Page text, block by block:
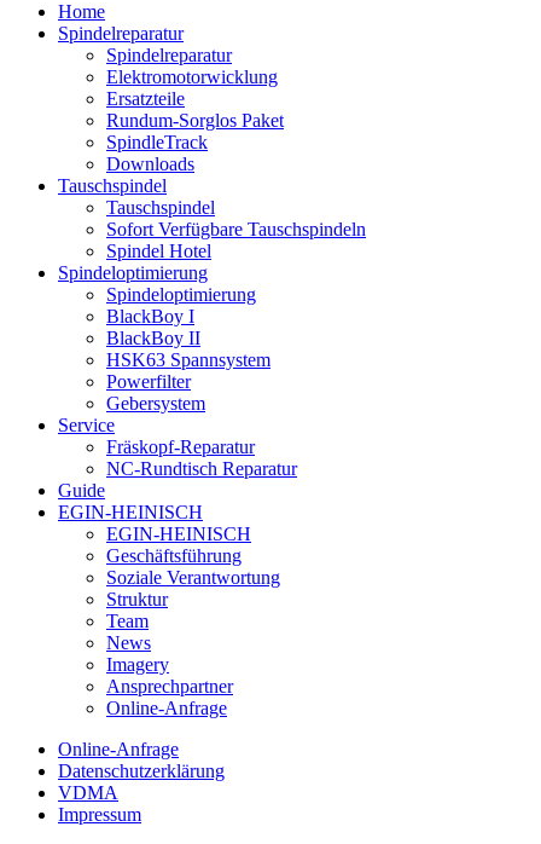
Home
Spindelreparatur
Spindelreparatur
Elektromotorwicklung
Ersatzteile
Rundum-Sorglos Paket
SpindleTrack
Downloads
Tauschspindel
Tauschspindel
Sofort Verfügbare Tauschspindeln
Spindel Hotel
Spindeloptimierung
Spindeloptimierung
BlackBoy I
BlackBoy II
HSK63 Spannsystem
Powerfilter
Gebersystem
Service
Fräskopf-Reparatur
NC-Rundtisch Reparatur
Guide
EGIN-HEINISCH
EGIN-HEINISCH
Geschäftsführung
Soziale Verantwortung
Struktur
Team
News
Imagery
Ansprechpartner
Online-Anfrage
Online-Anfrage
Datenschutzerklärung
VDMA
Impressum